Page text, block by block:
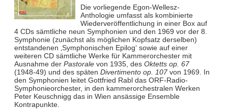
Die vorliegende Egon-Wellesz-
Anthologie umfasst als kombinierte
Wiederveröffentlichung in einer Box auf
4 CDs sämtliche neun Symphonien und den 1969 vor der 8.
Symphonie (zunächst als möglichen Kopfsatz derselben)
entstandenen ‚Symphonischen Epilog‘ sowie auf einer
weiteren CD sämtliche Werke für Kammerorchester mit
Ausnahme der Pastoralevon 1935, des Oktetts op. 67
(1948-49) und des späten Divertimento op. 107von 1969. In
den Symphonien leitet Gottfried Rabl das ORF-Radio-
Symphonieorchester, in den kammerorchestralen Werken
Peter Keuschnigg das in Wien ansässige Ensemble
Kontrapunkte.